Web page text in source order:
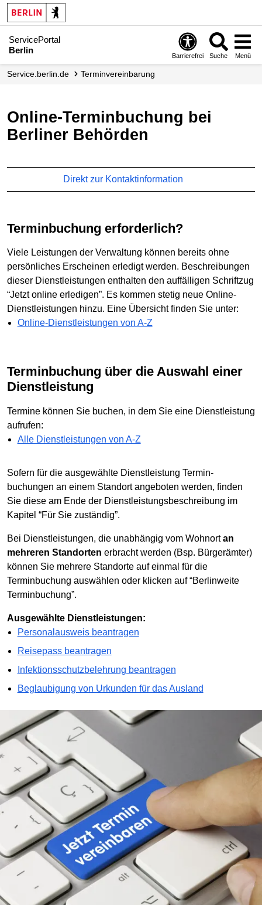
ServicePortal
Berlin
Barrierefrei Suche Menü
service.berlin.de Termin­vereinbarung
Online-Terminbuchung bei
Berliner Behörden
Direkt zur Kontaktinformation
Terminbuchung erforderlich?
Viele Leistungen der Verwaltung können bereits ohne
persönliches Erscheinen erledigt werden. Beschreibungen
dieser Dienstleistungen enthalten den auffälligen Schriftzug
“Jetzt online erledigen”. Es kommen stetig neue Online-
Dienstleistungen hinzu. Eine Übersicht finden Sie unter:
Online-Dienstleistungen von A-Z
Terminbuchung über die Auswahl einer
Dienstleistung
Termine können Sie buchen, in dem Sie eine Dienstleistung
aufrufen:
Alle Dienstleistungen von A-Z
Sofern für die ausgewählte Dienstleistung Termin­
buchungen an einem Standort angeboten werden, finden
Sie diese am Ende der Dienstleistungs­beschreibung im
Kapitel “Für Sie zuständig”.
Bei Dienstleistungen, die unabhängig vom Wohnortan
mehreren Standorten erbracht werden (Bsp. Bürgerämter)
können Sie mehrere Standorte auf einmal für die
Terminbuchung auswählen oder klicken auf “Berlinweite
Terminbuchung”.
Ausgewählte Dienstleistungen:
Personalausweis beantragen
Reisepass beantragen
Infektionsschutzbelehrung beantragen
Beglaubigung von Urkunden für das Ausland